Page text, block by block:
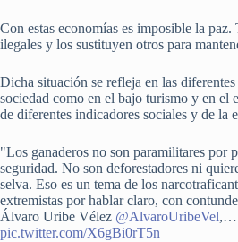
Con estas economías es imposible la paz.
ilegales y los sustituyen otros para
Dicha situación se refleja en las
sociedad como en el bajo turismo y en el
de diferentes indicadores sociales y de la
"Los ganaderos no son paramilitares por
seguridad. No son deforestadores ni
selva. Eso es un tema de los
extremistas por hablar claro, con
Álvaro Uribe Vélez @AlvaroUribeVel,…
pic.twitter.com/X6gBi0rT5n